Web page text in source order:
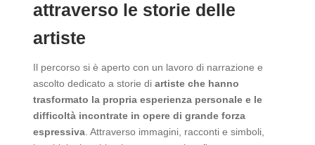
attraverso le storie delle
artiste
Il percorso si è aperto con un lavoro di narrazione e
ascolto dedicato a storie di artiste che hanno
trasformato la propria esperienza personale e le
difficoltà incontrate in opere di grande forza
espressiva. Attraverso immagini, racconti e simboli,